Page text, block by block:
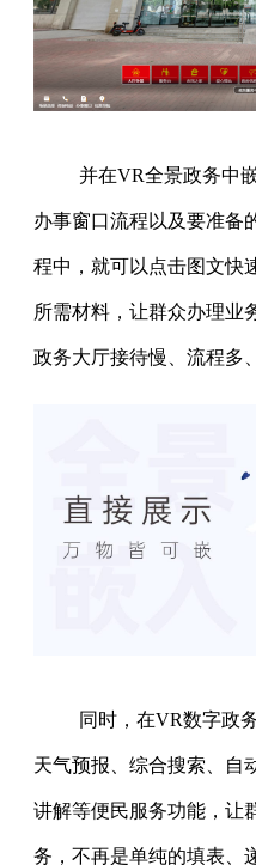
并在VR全景政务中
办事窗口流程以及要准备
程中，就可以点击图文快
所需材料，让群众办理业
政务大厅接待慢、流程多
同时，在VR数字政
天气预报、综合搜索、自
讲解等便民服务功能，让
务，不再是单纯的填表、